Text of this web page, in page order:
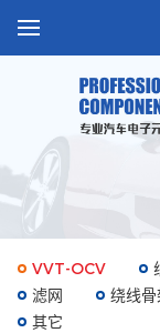
VVT-OCV
滤网
绕线骨
其它